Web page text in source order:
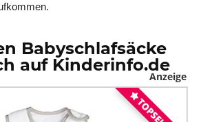
Babyschlafsäcke
auf Kinderinfo.de